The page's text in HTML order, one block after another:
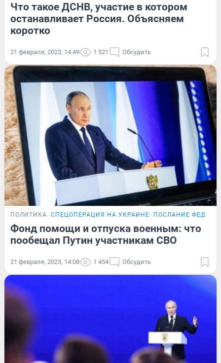
Что такое ДСНВ, участие в котором
останавливает Россия. Объясняем
коротко
21 февраля, 2023, 14:49 1 521 Обсудить
ПОЛИТИКА СПЕЦОПЕРАЦИЯ НА УКРАИНЕ ПОСЛАНИЕ
Фонд помощи и отпуска военным: что
пообещал Путин участникам СВО
21 февраля, 2023, 14:08 1 454 Обсудить